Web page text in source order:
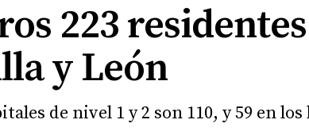
223
y León
de nivel 1 y 2 son 110, y 59 en